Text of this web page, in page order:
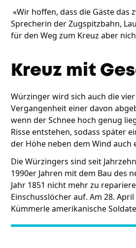
«Wir hoffen, dass die Gäste
Sprecherin der Zugspitzbahn,
für den Weg zum Kreuz aber
Kreuz mit
Würzinger wird sich auch die
Vergangenheit einer davon
wenn der Schnee hoch genug
Risse entstehen, sodass später
der Höhe neben dem Wind
Die Würzingers sind seit
1990er Jahren mit dem Bau des
Jahr 1851 nicht mehr zu
Einschusslöcher auf. Am 28.
Kümmerle amerikanische